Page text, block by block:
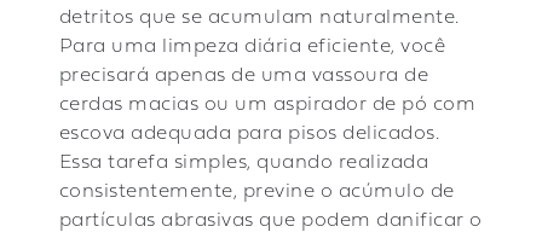
detritos que se acumulam naturalmente.
Para uma limpeza diária eficiente, você
precisará apenas de uma vassoura de
cerdas macias ou um aspirador de pó com
escova adequada para pisos delicados.
Essa tarefa simples, quando realizada
consistentemente, previne o acúmulo de
partículas abrasivas que podem danificar o